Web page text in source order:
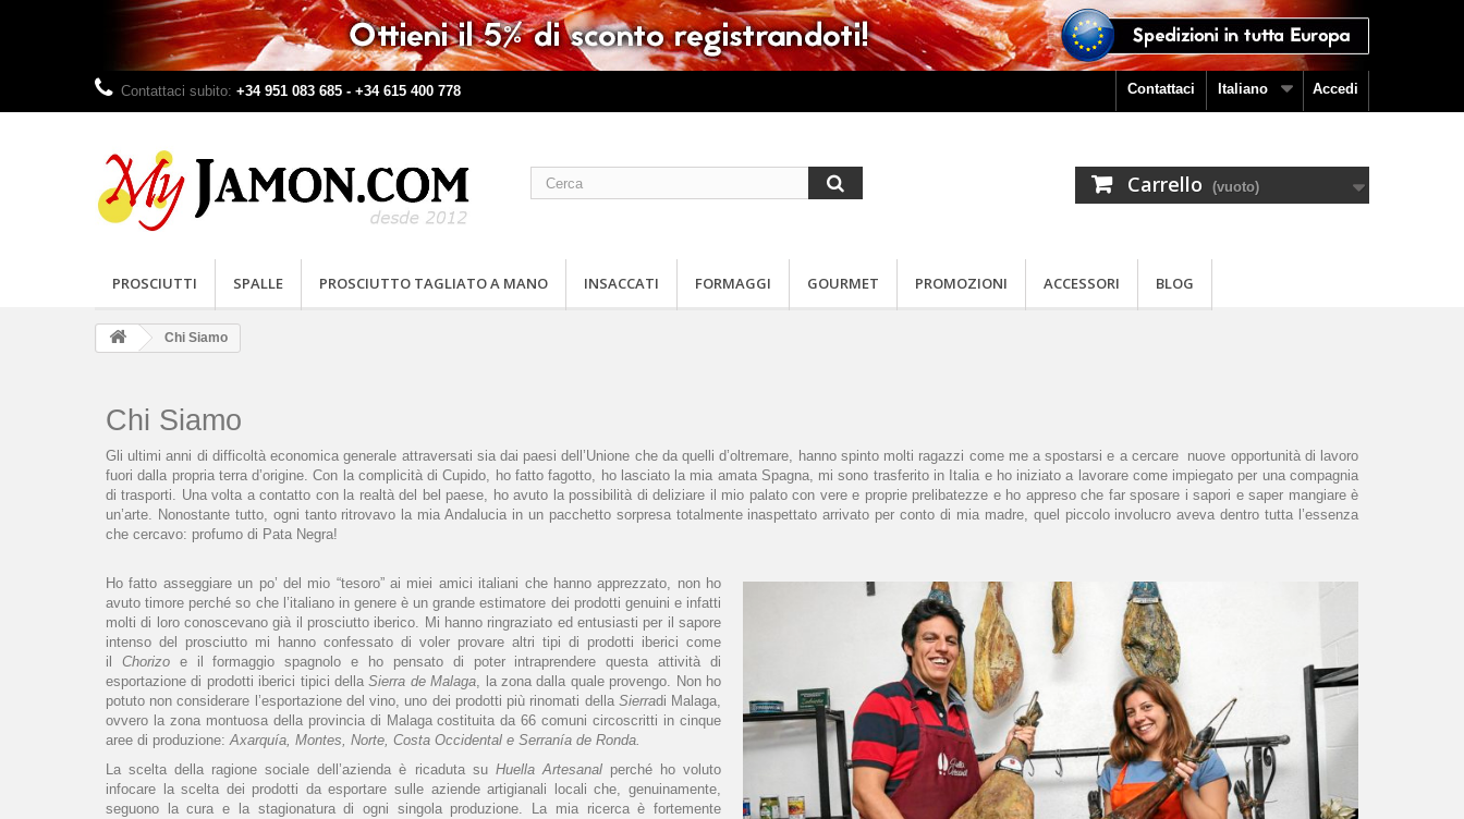
Accedi
Italiano
Contattaci
Contattaci subito: +34 951 083 685 - +34 615 400 778
Carrello (vuoto)
PROSCIUTTI SPALLE PROSCIUTTO TAGLIATO A MANO INSACCATI FORMAGGI GOURMET PROMOZIONI ACCESSORI BLOG
Chi Siamo
Chi Siamo
Gli ultimi anni di difficoltà economica generale attraversati sia dai paesi dell’Unione che da quelli d’oltremare, hanno spinto molti ragazzi come me a spostarsi e a cercare nuove opportunità di lavoro
fuori dalla propria terra d’origine. Con la complicità di Cupido, ho fatto fagotto, ho lasciato la mia amata Spagna, mi sono trasferito in Italia e ho iniziato a lavorare come impiegato per una compagnia
di trasporti. Una volta a contatto con la realtà del bel paese, ho avuto la possibilità di deliziare il mio palato con vere e proprie prelibatezze e ho appreso che far sposare i sapori e saper mangiare è
un’arte. Nonostante tutto, ogni tanto ritrovavo la mia Andalucia in un pacchetto sorpresa totalmente inaspettato arrivato per conto di mia madre, quel piccolo involucro aveva dentro tutta l’essenza
che cercavo: profumo di Pata Negra!
Ho fatto asseggiare un po’ del mio “tesoro” ai miei amici italiani che hanno apprezzato, non ho
avuto timore perché so che l’italiano in genere è un grande estimatore dei prodotti genuini e infatti
molti di loro conoscevano già il prosciutto iberico. Mi hanno ringraziato ed entusiasti per il sapore
intenso del prosciutto mi hanno confessato di voler provare altri tipi di prodotti iberici come
il Chorizo
e il formaggio spagnolo e ho pensato di poter intraprendere questa attività di
esportazione di prodotti iberici tipici dellaSierra de Malaga , la zona dalla quale provengo. Non ho
potuto non considerare l’esportazione del vino, uno dei prodotti più rinomati della Sierradi Malaga,
ovvero la zona montuosa della provincia di Malaga costituita da 66 comuni circoscritti in cinque
aree di produzione: Axarquía, Montes, Norte, Costa Occidental e Serranía de Ronda.
La scelta della ragione sociale dell’azienda è ricaduta su Huella Artesanalperché ho voluto
infocare la scelta dei prodotti da esportare sulle aziende artigianali locali che, genuinamente,
seguono la cura e la stagionatura di ogni singola produzione. La mia ricerca è fortemente